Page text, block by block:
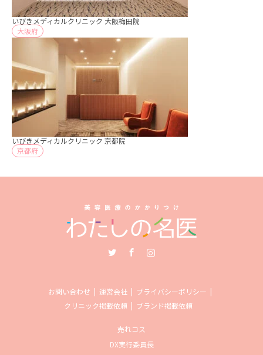
いびきメディカルクリニック 大阪梅田院
大阪府
いびきメディカルクリニック 京都院
京都府
お問い合わせ 運営会社
プライバシーポリシー
クリニック掲載依頼
ブランド掲載依頼
売れコス
DX実行委員長